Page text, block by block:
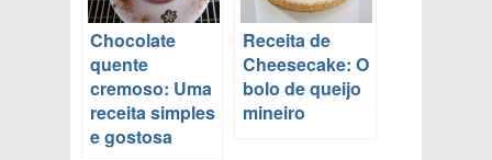
Chocolate
quente
cremoso: Uma
receita simples
e gostosa
Receita de
Cheesecake: O
bolo de queijo
mineiro